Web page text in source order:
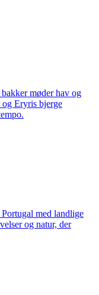
møder hav og
Eryris bjerge
med landlige
og natur, der